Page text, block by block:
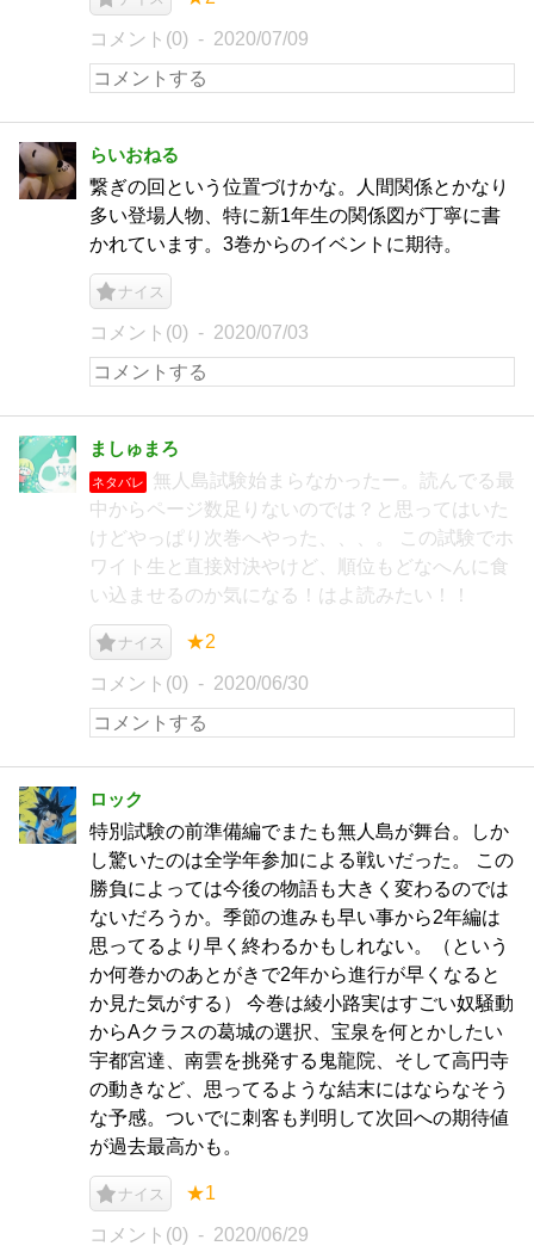
コメント(0) 2020/07/09
らいおねる
繋ぎの回という位置づけかな。人間関係とかなり
多い登場人物、特に新1年生の関係図が丁寧に書
かれています。3巻からのイベントに期待。
ナイス
コメント(0) 2020/07/03
ましゅまろ
ネタバレ
無人島試験始まらなかったー。読んでる最
中からページ数足りないのでは？と思ってはいた
けどやっぱり次巻へやった、、、。 この試験でホ
ワイト生と直接対決やけど、順位もどなへんに食
い込ませるのか気になる！はよ読みたい！！
ナイス ★2
コメント(0) 2020/06/30
ロック
特別試験の前準備編でまたも無人島が舞台。しか
し驚いたのは全学年参加による戦いだった。 この
勝負によっては今後の物語も大きく変わるのでは
ないだろうか。季節の進みも早い事から2年編は
思ってるより早く終わるかもしれない。（という
か何巻かのあとがきで2年から進行が早くなると
か見た気がする） 今巻は綾小路実はすごい奴騒動
からAクラスの葛城の選択、宝泉を何とかしたい
宇都宮達、南雲を挑発する鬼龍院、そして高円寺
の動きなど、思ってるような結末にはならなそう
な予感。ついでに刺客も判明して次回への期待値
が過去最高かも。
ナイス ★1
コメント(0) 2020/06/29